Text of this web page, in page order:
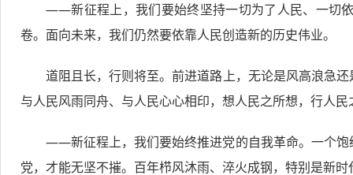
——新征程上，我们要始终坚持一切为了人民、一切
卷。面向未来，我们仍然要依靠人民创造新的历史伟业。
道阻且长，行则将至。前进道路上，无论是风高浪急
与人民风雨同舟、与人民心心相印，想人民之所想，行人
——新征程上，我们要始终推进党的自我革命。一个饱
党，才能无坚不摧。百年栉风沐雨、淬火成钢，特别是新